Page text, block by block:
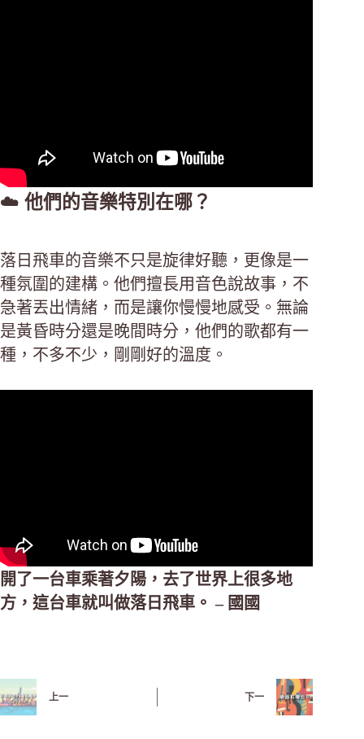
☁️ 他們的音樂特別在哪？
落日飛車的音樂不只是旋律好聽，更像是一
種氛圍的建構。他們擅長用音色說故事，不
急著丟出情緒，而是讓你慢慢地感受。無論
是黃昏時分還是晚間時分，他們的歌都有一
種，不多不少，剛剛好的溫度。
開了一台車乘著夕陽，去了世界上很多地
方，這台車就叫做落日飛車。 – 國國
上一 下一